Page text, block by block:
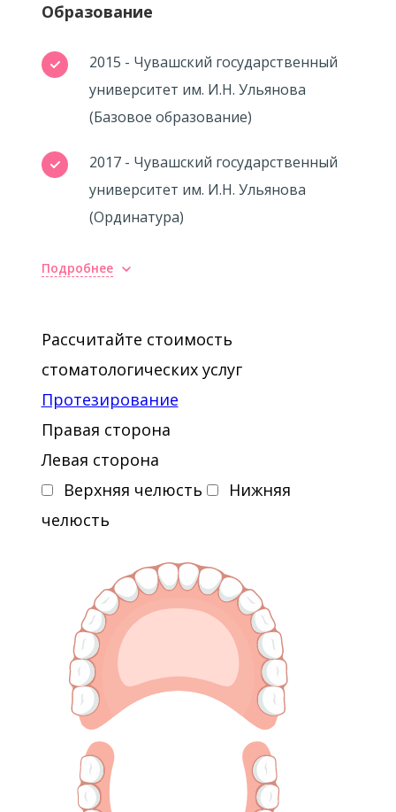
Образование
2015 - Чувашский государственный
университет им. И.Н. Ульянова
(Базовое образование)
2017 - Чувашский государственный
университет им. И.Н. Ульянова
(Ординатура)
Подробнее
Рассчитайте стоимость
стоматологических услуг
Протезирование
Правая сторона
Левая сторона
Верхняя челюсть
Нижняя
челюсть